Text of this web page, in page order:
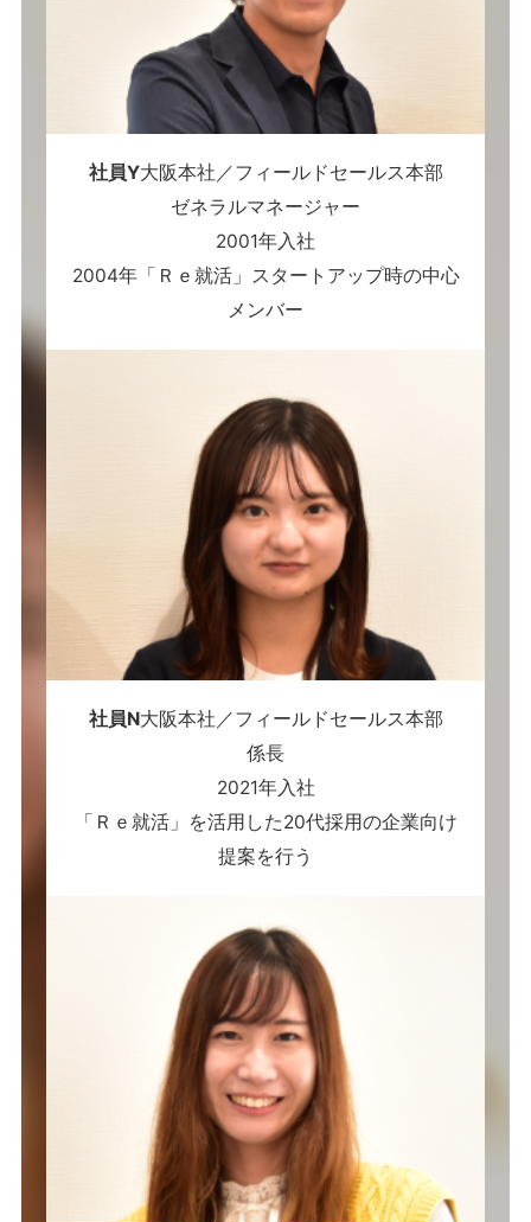
社員Y大阪本社／フィールドセールス本部
ゼネラルマネージャー
2001年入社
2004年「Ｒｅ就活」スタートアップ時の中心
メンバー
社員N大阪本社／フィールドセールス本部
係長
2021年入社
「Ｒｅ就活」を活用した20代採用の企業向け
提案を行う